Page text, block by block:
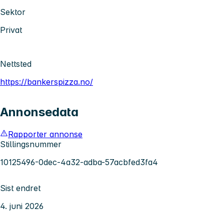
Sektor
Privat
Nettsted
https://bankerspizza.no/
Annonsedata
Rapporter annonse
Stillingsnummer
10125496-0dec-4a32-adba-57acbfed3fa4
Sist endret
4. juni 2026